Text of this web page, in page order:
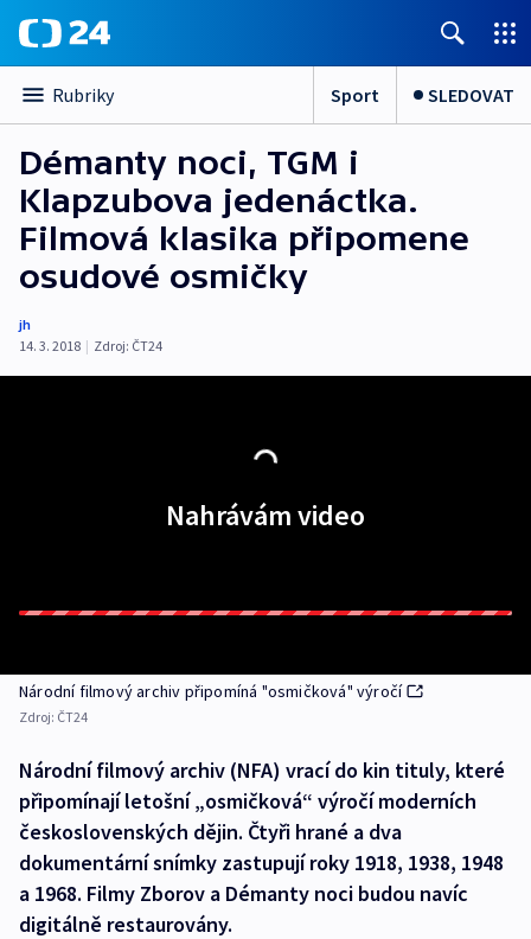
Rubriky Sport SLEDOVAT
Démanty noci, TGM i
Klapzubova jedenáctka.
Filmová klasika připomene
osudové osmičky
jh
14. 3. 2018 | Zdroj: ČT24
Nahrávám video
Národní filmový archiv připomíná "osmičková" výročí
Zdroj: ČT24
Národní filmový archiv (NFA) vrací do kin tituly, které
připomínají letošní „osmičková“ výročí moderních
československých dějin. Čtyři hrané a dva
dokumentární snímky zastupují roky 1918, 1938, 1948
a 1968. Filmy Zborov a Démanty noci budou navíc
digitálně restaurovány.